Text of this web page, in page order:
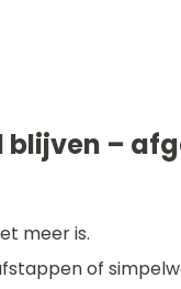
–
meer is.
of